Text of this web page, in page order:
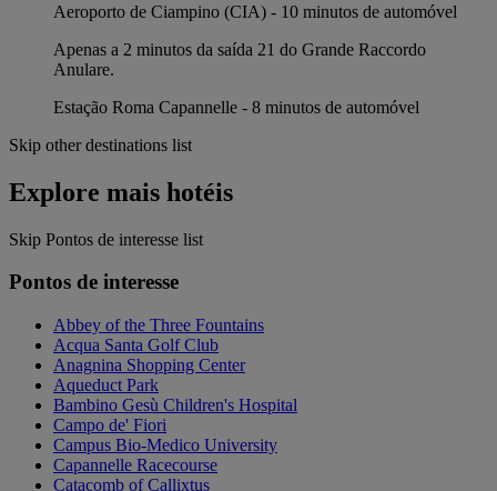
Aeroporto de Ciampino (CIA) - 10 minutos de automóvel
Apenas a 2 minutos da saída 21 do Grande Raccordo
Anulare.
Estação Roma Capannelle - 8 minutos de automóvel
Skip other destinations list
Explore mais hotéis
Skip Pontos de interesse list
Pontos de interesse
Abbey of the Three Fountains
Acqua Santa Golf Club
Anagnina Shopping Center
Aqueduct Park
Bambino Gesù Children's Hospital
Campo de' Fiori
Campus Bio-Medico University
Capannelle Racecourse
Catacomb of Callixtus